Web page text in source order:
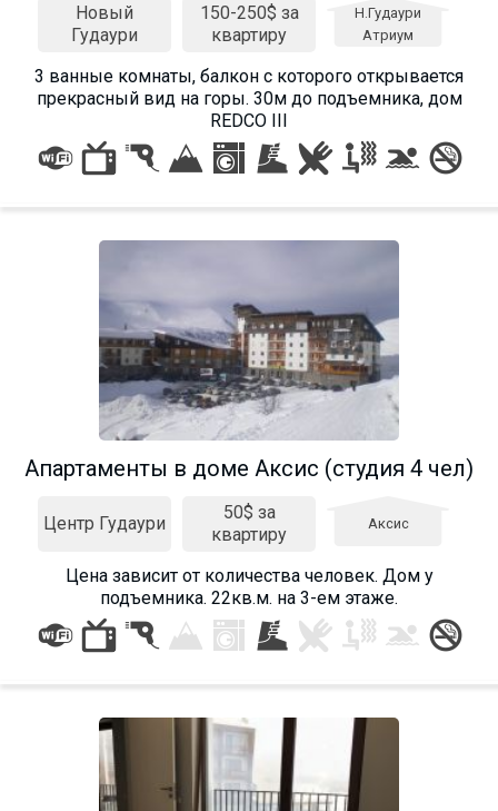
Новый
Гудаури
150-250$ за
квартиру
Н.Гудаури
Атриум
3 ванные комнаты, балкон с которого открывается
прекрасный вид на горы. 30м до подъемника, дом
REDCO III
Апартаменты в доме Аксис (студия 4 чел)
Центр Гудаури
50$ за
квартиру
Аксис
Цена зависит от количества человек. Дом у
подъемника. 22кв.м. на 3-ем этаже.